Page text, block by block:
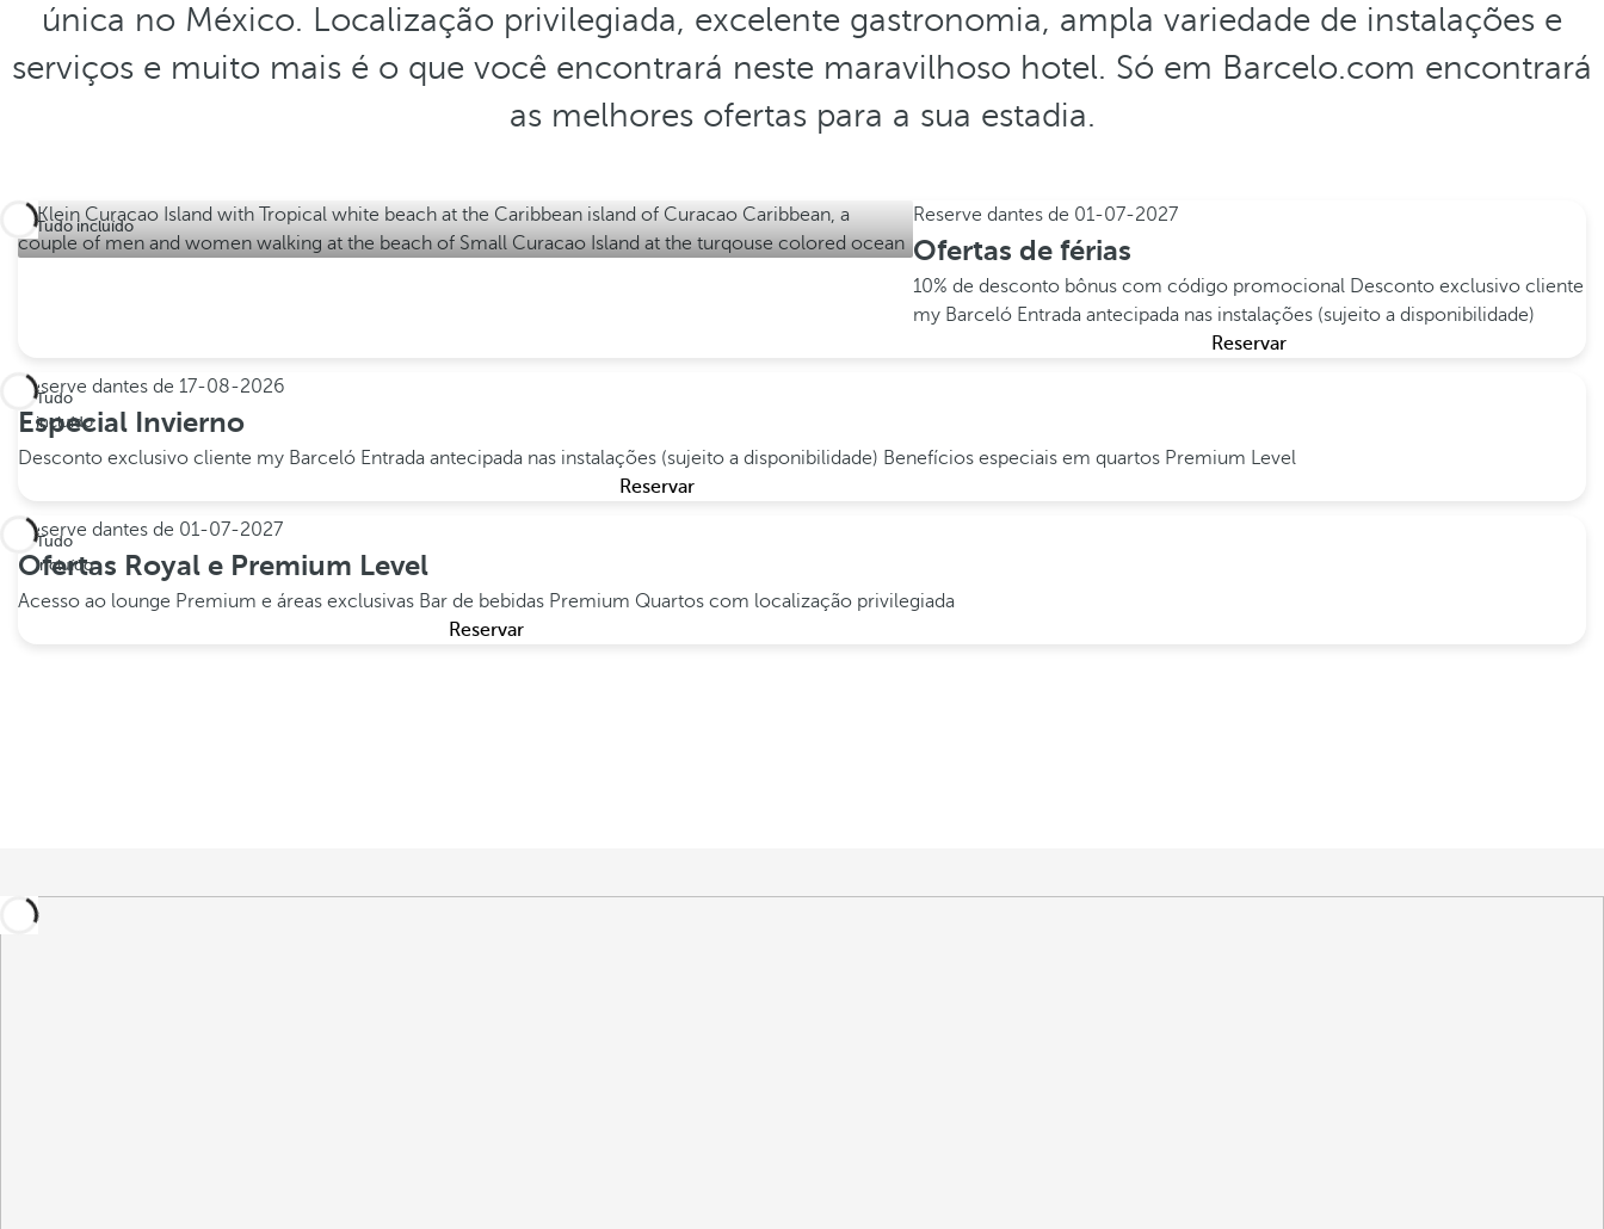
única no México. Localização privilegiada, excelente gastronomia, ampla variedade de instalações e
serviços e muito mais é o que você encontrará neste maravilhoso hotel. Só em Barcelo.com encontrará
as melhores ofertas para a sua estadia.
Tudo incluído
Reserve dantes de 01-07-2027
Ofertas de férias
10% de desconto bônus com código promocional Desconto exclusivo cliente
my Barceló Entrada antecipada nas instalações (sujeito a disponibilidade)
Reservar
Tudo
incluído
Reserve dantes de 17-08-2026
Especial Invierno
Desconto exclusivo cliente my Barceló Entrada antecipada nas instalações (sujeito a disponibilidade) Benefícios especiais em quartos Premium Level
Reservar
Tudo
incluído
Reserve dantes de 01-07-2027
Ofertas Royal e Premium Level
Acesso ao lounge Premium e áreas exclusivas Bar de bebidas Premium Quartos com localização privilegiada
Reservar